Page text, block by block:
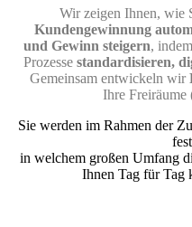
Wir zeigen Ihnen, wie
Kundengewinnung
und Gewinn steigern,
Prozesse standardisieren,
Gemeinsam entwickeln wir
Ihre
Sie werden im Rahmen der
in welchem großen Umfang
Ihnen Tag für Tag